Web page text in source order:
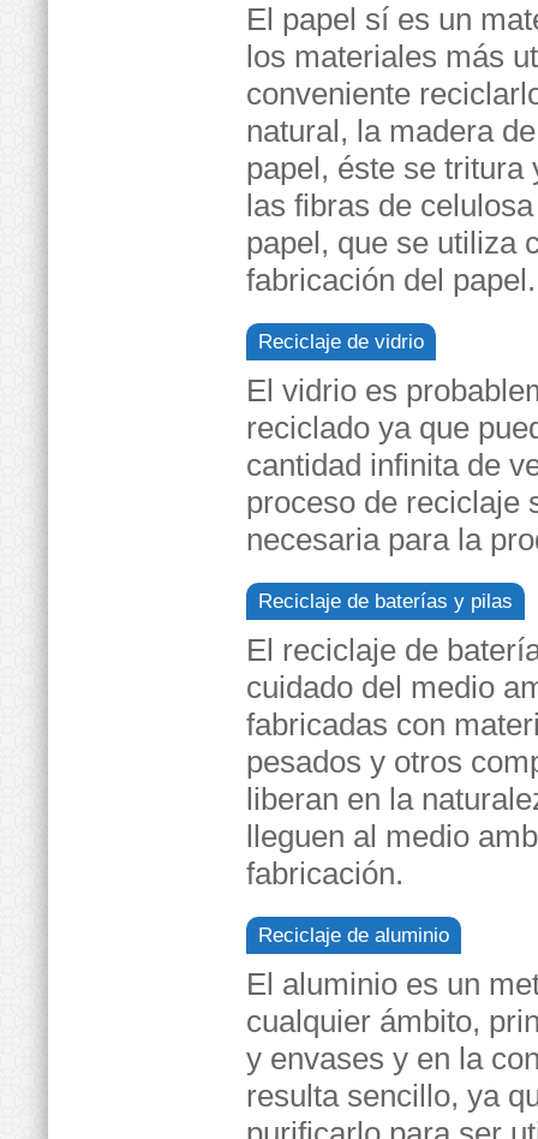
El papel sí es un
los materiales más
conveniente
natural, la madera
papel, éste se tritura
las fibras de
papel, que se utiliza
fabricación del papel.
Reciclaje de vidrio
El vidrio es
reciclado ya que
cantidad infinita de
proceso de reciclaje
necesaria para la
Reciclaje de baterías y pilas
El reciclaje de
cuidado del medio
fabricadas con
pesados y otros
liberan en la
lleguen al medio
fabricación.
Reciclaje de aluminio
El aluminio es un
cualquier ámbito,
y envases y en la
resulta sencillo, ya